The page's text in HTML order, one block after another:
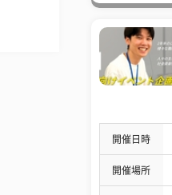
開催日時
開催場所